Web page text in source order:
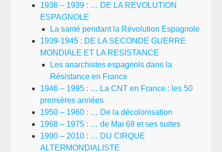
1936 – 1939 : … DE LA REVOLUTION
ESPAGNOLE
La santé pendant la Révolution Espagnole
1939-1945 : DE LA SECONDE GUERRE
MONDIALE ET LA RESISTANCE
Les anarchistes espagnols dans la
Résistance en France
1946 – 1995 : … La CNT en France : les 50
premières années
1950 – 1960 : … De la décolonisation
1968 – 1975 : … de Mai 68 et ses suites
1990 – 2010 : … DU CIRQUE
ALTERMONDIALISTE